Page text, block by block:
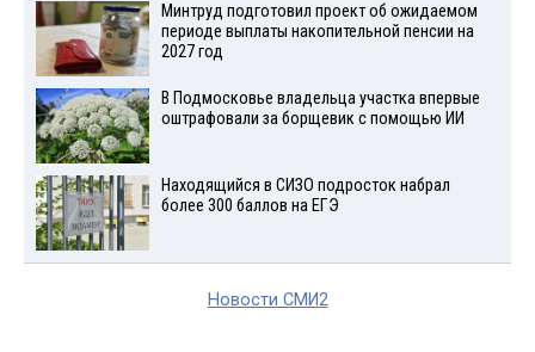
Минтруд подготовил проект об ожидаемом
периоде выплаты накопительной пенсии на
2027 год
В Подмосковье владельца участка впервые
оштрафовали за борщевик с помощью ИИ
Находящийся в СИЗО подросток набрал
более 300 баллов на ЕГЭ
Новости СМИ2